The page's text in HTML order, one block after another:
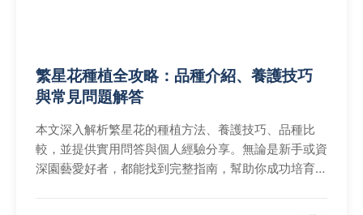
繁星花種植全攻略：品種介紹、養護技巧
與常見問題解答
本文深入解析繁星花的種植方法、養護技巧、品種比
較，並提供實用問答與個人經驗分享。無論是新手或資
深園藝愛好者，都能找到完整指南，幫助你成功培育繁